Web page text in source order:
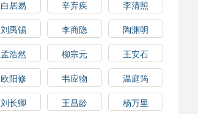
白居易
辛弃疾
李清照
刘禹锡
李商隐
陶渊明
孟浩然
柳宗元
王安石
欧阳修
韦应物
温庭筠
刘长卿
王昌龄
杨万里